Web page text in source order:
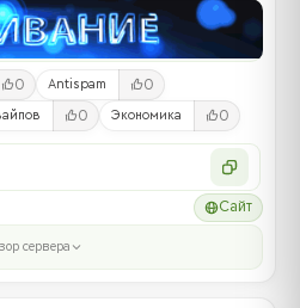
0 Antispam 0
0 Экономика 0
Сайт
сервера